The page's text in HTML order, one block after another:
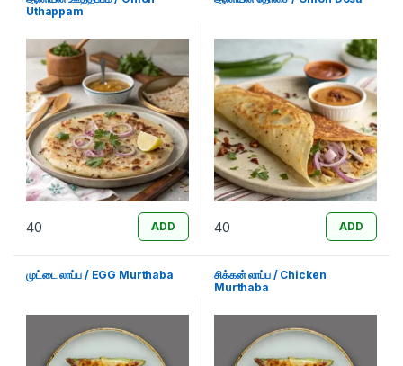
Uthappam
40 ADD 40 ADD
முட்டை லாப்ப / EGG Murthaba
சிக்கன் லாப்ப / Chicken
Murthaba